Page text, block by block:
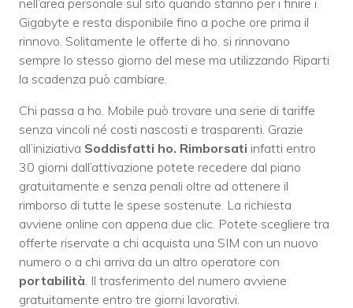
Gigabyte e resta disponibile fino a poche ore prima il
rinnovo. Solitamente le offerte di ho. si rinnovano
sempre lo stesso giorno del mese ma utilizzando Riparti
la scadenza può cambiare.
Chi passa a ho. Mobile può trovare una serie di tariffe
senza vincoli né costi nascosti e trasparenti. Grazie
all’iniziativa Soddisfatti ho. Rimborsati infatti entro
30 giorni dall’attivazione potete recedere dal piano
gratuitamente e senza penali oltre ad ottenere il
rimborso di tutte le spese sostenute. La richiesta
avviene online con appena due clic. Potete scegliere tra
offerte riservate a chi acquista una SIM con un nuovo
numero o a chi arriva da un altro operatore con
portabilità . Il trasferimento del numero avviene
gratuitamente entro tre giorni lavorativi.